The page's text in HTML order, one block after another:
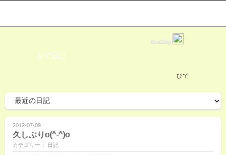
love2log
ひで日記
ひで
2012-07-09
久しぶりo(^-^)o
カテゴリー： 日記